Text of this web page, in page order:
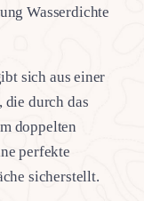
Wasserdichte
sich aus einer
die durch das
doppelten
perfekte
sicherstellt.